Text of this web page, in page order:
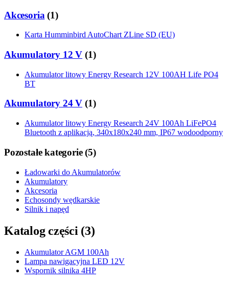
Akcesoria (1)
Karta Humminbird AutoChart ZLine SD (EU)
Akumulatory 12 V (1)
Akumulator litowy Energy Research 12V 100AH Life PO4
BT
Akumulatory 24 V (1)
Akumulator litowy Energy Research 24V 100Ah LiFePO4
Bluetooth z aplikacją, 340x180x240 mm, IP67 wodoodporny
Pozostałe kategorie (5)
Ładowarki do Akumulatorów
Akumulatory
Akcesoria
Echosondy wędkarskie
Silnik i napęd
Katalog części (3)
Akumulator AGM 100Ah
Lampa nawigacyjna LED 12V
Wspornik silnika 4HP